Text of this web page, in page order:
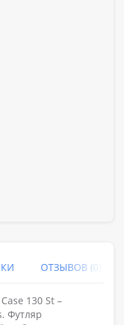
ОТЗЫВОВ (0)
130 St –
Футляр